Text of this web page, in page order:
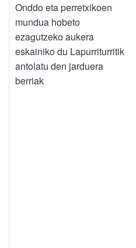
Onddo eta perretxikoen
mundua hobeto
ezagutzeko aukera
eskainiko du Lapurriturritik
antolatu den jarduera
berriak